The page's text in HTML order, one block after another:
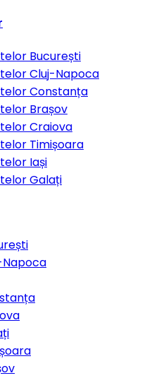
București
Cluj-Napoca
Constanța
Brașov
Craiova
Timișoara
Iași
Galați